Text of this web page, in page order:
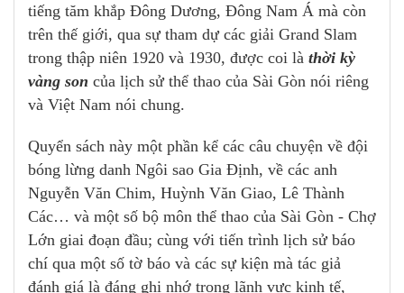
tiếng tăm khắp Đông Dương, Đông Nam Á mà còn
trên thế giới, qua sự tham dự các giải Grand Slam
trong thập niên 1920 và 1930, được coi là thời kỳ
vàng son của lịch sử thể thao của Sài Gòn nói riêng
và Việt Nam nói chung.
Quyển sách này một phần kể các câu chuyện về đội
bóng lừng danh Ngôi sao Gia Định, về các anh
Nguyễn Văn Chim, Huỳnh Văn Giao, Lê Thành
Các… và một số bộ môn thể thao của Sài Gòn - Chợ
Lớn giai đoạn đầu; cùng với tiến trình lịch sử báo
chí qua một số tờ báo và các sự kiện mà tác giả
đánh giá là đáng ghi nhớ trong lãnh vực kinh tế,